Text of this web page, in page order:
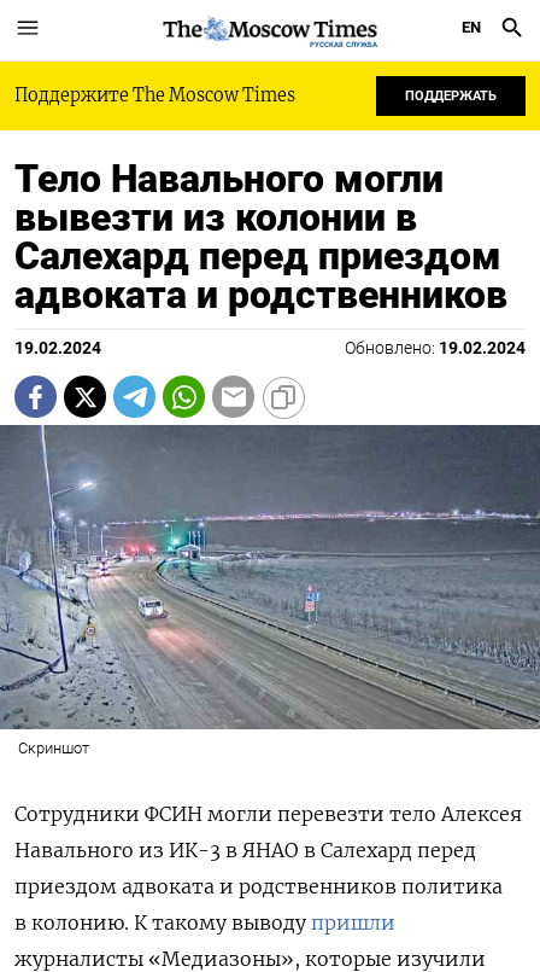
РУССКАЯ СЛУЖБА
EN
Поддержите The Moscow Times ПОДДЕРЖАТЬ
Тело Навального могли
вывезти из колонии в
Салехард перед приездом
адвоката и родственников
19.02.2024 Обновлено: 19.02.2024
Скриншот
Сотрудники ФСИН могли перевезти тело Алексея
Навального из ИК-3 в ЯНАО в Салехард перед
приездом адвоката и родственников политика
в колонию. К такому выводу пришли
журналисты «Медиазоны», которые изучили